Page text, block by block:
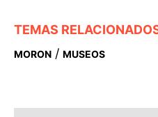
TEMAS
MORON / MUSEOS